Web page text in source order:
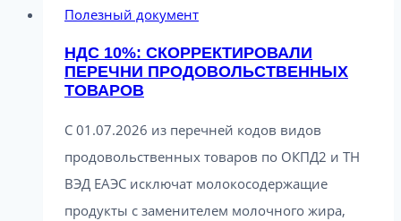
Полезный документ
НДС 10%: СКОРРЕКТИРОВАЛИ
ПЕРЕЧНИ ПРОДОВОЛЬСТВЕННЫХ
ТОВАРОВ
С 01.07.2026 из перечней кодов видов
продовольственных товаров по ОКПД2 и ТН
ВЭД ЕАЭС исключат молокосодержащие
продукты с заменителем молочного жира,